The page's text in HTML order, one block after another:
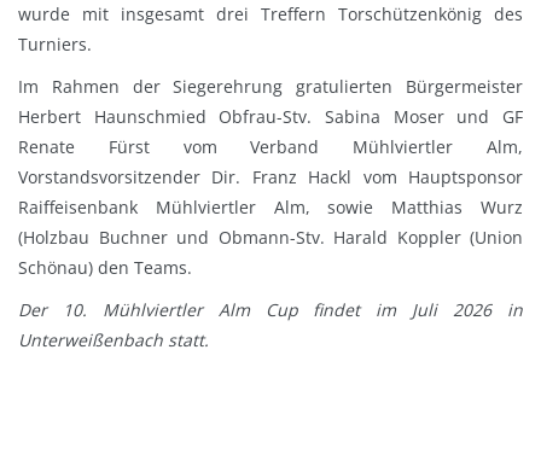
wurde mit insgesamt drei Treffern Torschützenkönig des
Turniers.
Im Rahmen der Siegerehrung gratulierten Bürgermeister
Herbert Haunschmied Obfrau-Stv. Sabina Moser und GF
Renate Fürst vom Verband Mühlviertler Alm,
Vorstandsvorsitzender Dir. Franz Hackl vom Hauptsponsor
Raiffeisenbank Mühlviertler Alm, sowie Matthias Wurz
(Holzbau Buchner und Obmann-Stv. Harald Koppler (Union
Schönau) den Teams.
Der 10. Mühlviertler Alm Cup findet im Juli 2026 in
Unterweißenbach statt.